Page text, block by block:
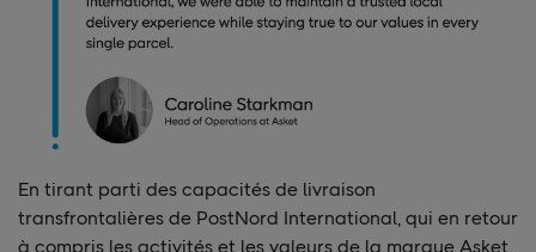
En tirant parti des capacités de livraison
transfrontalières de PostNord International, qui en retour
à compris les activités et les valeurs de la marque Asket,